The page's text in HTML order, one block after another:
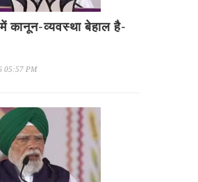
कानून-व्यवस्था बेहाल है-
05:57 PM